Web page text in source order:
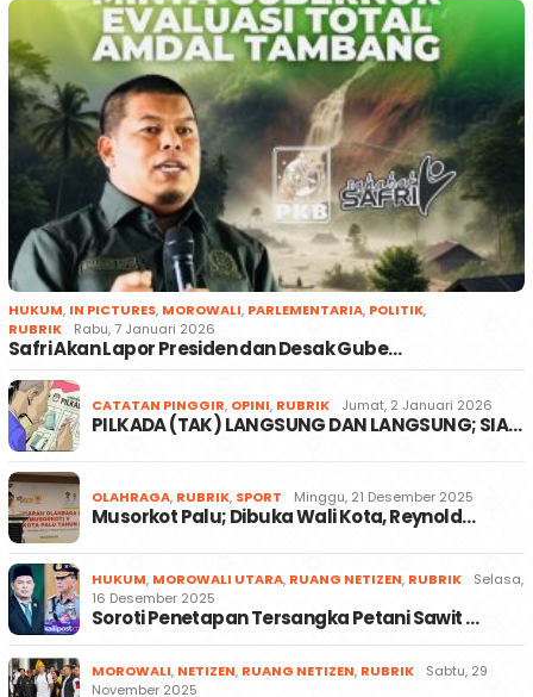
HUKUM, IN PICTURES, MOROWALI, PARLEMENTARIA, POLITIK,
RUBRIK
Rabu, 7 Januari 2026
Safri Akan Lapor Presiden dan Desak Gube…
CATATAN PINGGIR, OPINI, RUBRIK Jumat, 2 Januari 2026
PILKADA (TAK) LANGSUNG DAN LANGSUNG; SIA…
OLAHRAGA, RUBRIK, SPORT Minggu, 21 Desember 2025
Musorkot Palu; Dibuka Wali Kota, Reynold…
HUKUM, MOROWALI UTARA, RUANG NETIZEN, RUBRIK
Selasa,
16 Desember 2025
Soroti Penetapan Tersangka Petani Sawit …
MOROWALI, NETIZEN, RUANG NETIZEN, RUBRIK
Sabtu, 29
November 2025